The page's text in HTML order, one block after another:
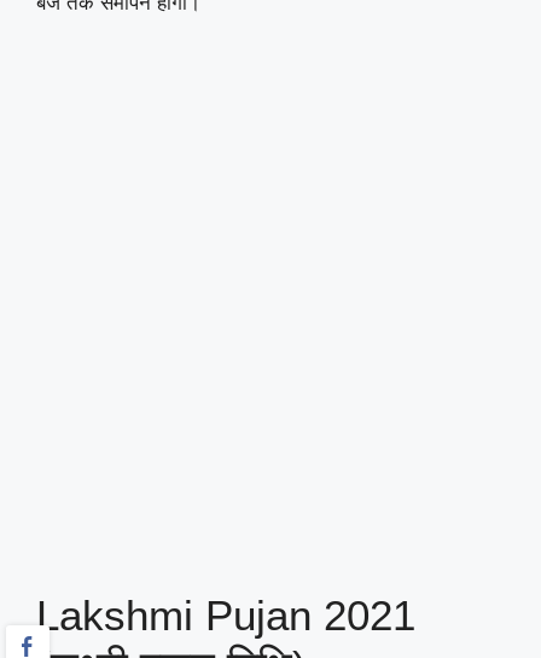
Lakshmi Pujan 2021